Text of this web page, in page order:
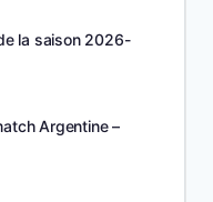
la saison 2026-
Argentine –